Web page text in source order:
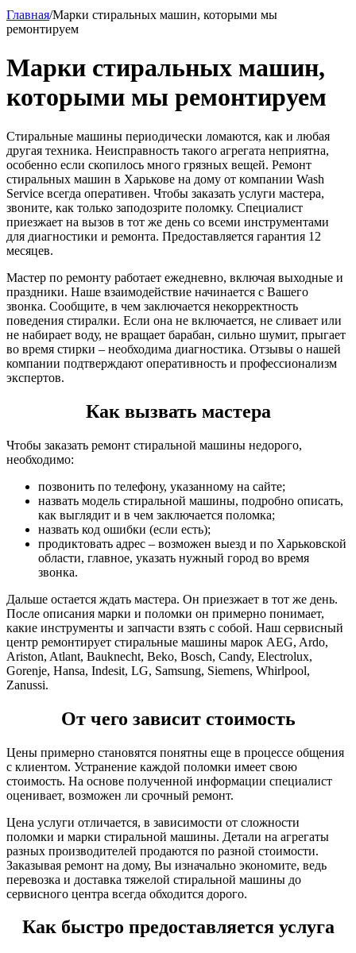
Главная/Марки стиральных машин, которыми мы
ремонтируем
Марки стиральных машин,
которыми мы ремонтируем
Стиральные машины периодически ломаются, как и любая
другая техника. Неисправность такого агрегата неприятна,
особенно если скопилось много грязных вещей. Ремонт
стиральных машин в Харькове на дому от компании Wash
Service всегда оперативен. Чтобы заказать услуги мастера,
звоните, как только заподозрите поломку. Специалист
приезжает на вызов в тот же день со всеми инструментами
для диагностики и ремонта. Предоставляется гарантия 12
месяцев.
Мастер по ремонту работает ежедневно, включая выходные и
праздники. Наше взаимодействие начинается с Вашего
звонка. Сообщите, в чем заключается некорректность
поведения стиралки. Если она не включается, не сливает или
не набирает воду, не вращает барабан, сильно шумит, прыгает
во время стирки – необходима диагностика. Отзывы о нашей
компании подтверждают оперативность и профессионализм
экспертов.
Как вызвать мастера
Чтобы заказать ремонт стиральной машины недорого,
необходимо:
позвонить по телефону, указанному на сайте;
назвать модель стиральной машины, подробно описать,
как выглядит и в чем заключается поломка;
назвать код ошибки (если есть);
продиктовать адрес – возможен выезд и по Харьковской
области, главное, указать нужный город во время
звонка.
Дальше остается ждать мастера. Он приезжает в тот же день.
После описания марки и поломки он примерно понимает,
какие инструменты и запчасти взять с собой. Наш сервисный
центр ремонтирует стиральные машины марок AEG, Ardo,
Ariston, Atlant, Bauknecht, Beko, Bosch, Candy, Electrolux,
Gorenje, Hansa, Indesit, LG, Samsung, Siemens, Whirlpool,
Zanussi.
От чего зависит стоимость
Цены примерно становятся понятны еще в процессе общения
с клиентом. Устранение каждой поломки имеет свою
стоимость. На основе полученной информации специалист
оценивает, возможен ли срочный ремонт.
Цена услуги отличается, в зависимости от сложности
поломки и марки стиральной машины. Детали на агрегаты
разных производителей продаются по разной стоимости.
Заказывая ремонт на дому, Вы изначально экономите, ведь
перевозка и доставка тяжелой стиральной машины до
сервисного центра всегда обходится дорого.
Как быстро предоставляется услуга